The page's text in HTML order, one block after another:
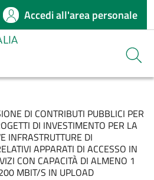
Accedi all'area personale
DI CONTRIBUTI PUBBLICI PER
DI INVESTIMENTO PER LA
INFRASTRUTTURE DI
APPARATI DI ACCESSO IN
CON CAPACITÀ DI ALMENO 1
MBIT/S IN UPLOAD